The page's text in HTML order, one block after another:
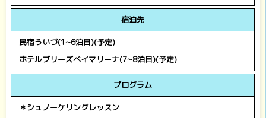
宿泊先
民宿ういづ(1~6泊目)(予定)
ホテルブリーズベイマリーナ(7~8泊目)(予定)
プログラム
＊シュノーケリングレッスン